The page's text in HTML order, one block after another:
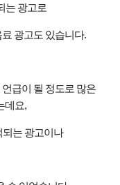
는 광고로
광고도 있습니다.
급이 될 정도로 많은
데요,
되는 광고이나